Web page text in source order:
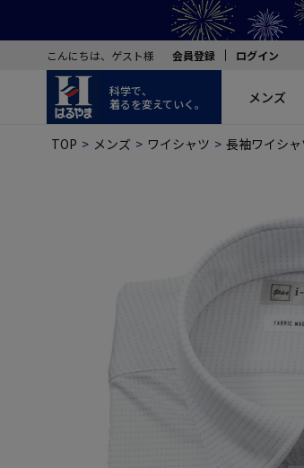
こんにちは、ゲスト様 会員登録 ログイン
科学で、
着るを変えていく。
メンズ
TOP メンズ ワイシャツ 長袖ワイシャ